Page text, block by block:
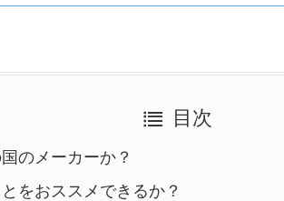
目次
のメーカーか？
をおススメできるか？